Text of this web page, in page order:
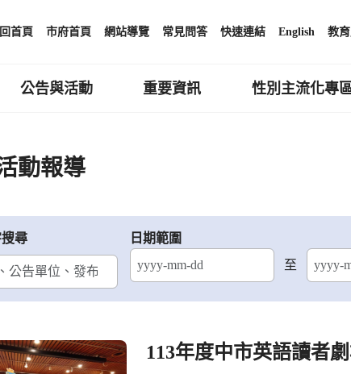
回首頁 市府首頁 網站導覽 常見問答 快速連結 English 教
公告與活動 重要資訊 性別主流化專
動報導
尋
日期範圍
至
結束日期
113年度中市英語讀者